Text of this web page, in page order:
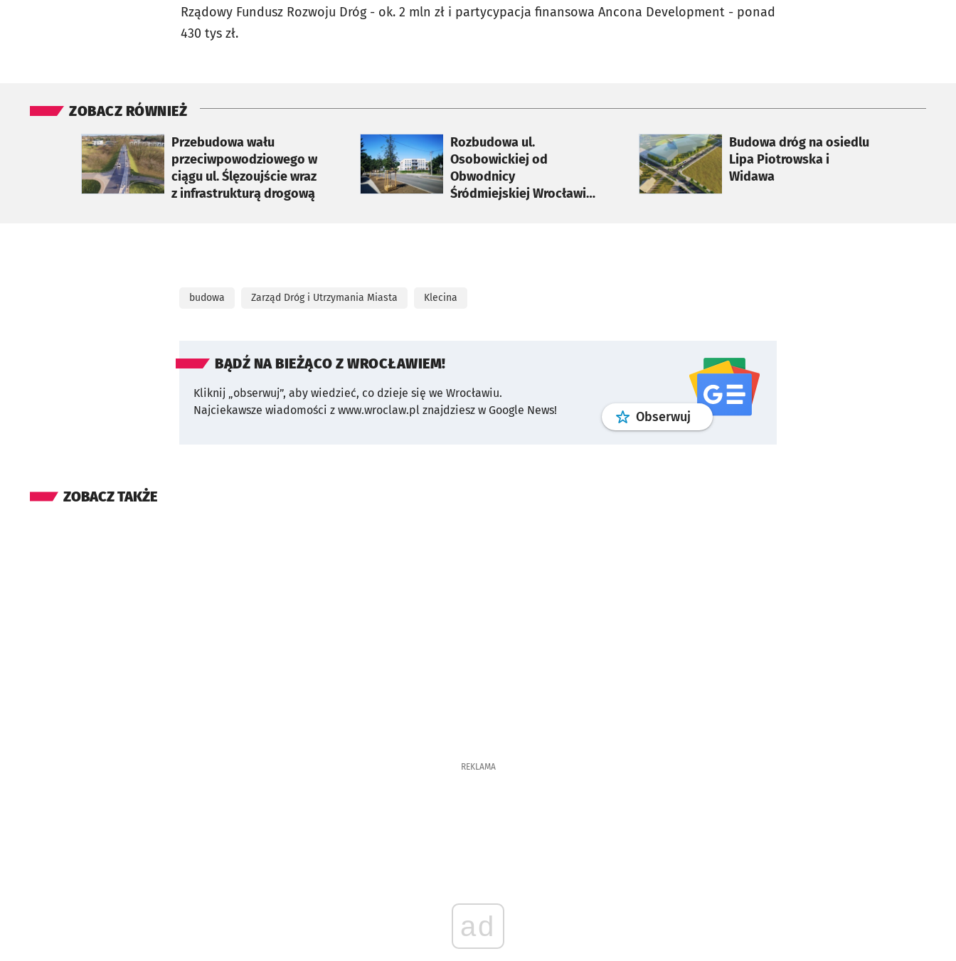
Rządowy Fundusz Rozwoju Dróg - ok. 2 mln zł i partycypacja finansowa Ancona Development - ponad
430 tys zł.
ZOBACZ RÓWNIEŻ
Przebudowa wału
przeciwpowodziowego w
ciągu ul. Ślęzoujście wraz
z infrastrukturą drogową
otworzy się w nowej karcie
Rozbudowa ul.
Osobowickiej od
Obwodnicy
Śródmiejskiej Wrocławia
otworzy się w nowej karcie
Budowa dróg na osiedlu
Lipa Piotrowska i
Widawa
otworzy się w nowej karcie
budowa Zarząd Dróg i Utrzymania Miasta Klecina
BĄDŹ NA BIEŻĄCO Z WROCŁAWIEM!
Kliknij „obserwuj”, aby wiedzieć, co dzieje się we Wrocławiu.
Najciekawsze wiadomości z www.wroclaw.pl znajdziesz w Google News!
Obserwuj profilgoogle news
ZOBACZ TAKŻE
REKLAMA
ad